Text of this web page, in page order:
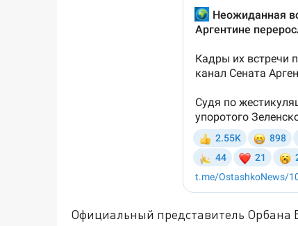
Официальный представитель Орбана